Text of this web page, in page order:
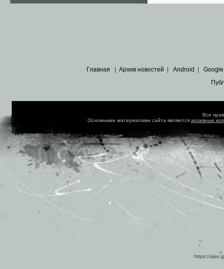
Главная Архив новостей Android Google
Все
Основными материалами сайта являются архивные
https://